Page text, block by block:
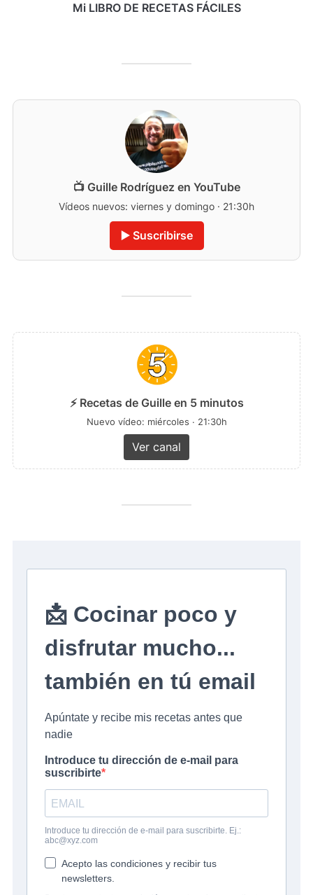
Mi LIBRO DE RECETAS FÁCILES
📺 Guille Rodríguez en YouTube
Vídeos nuevos: viernes y domingo · 21:30h
▶️ Suscribirse
⚡ Recetas de Guille en 5 minutos
Nuevo vídeo: miércoles · 21:30h
Ver canal